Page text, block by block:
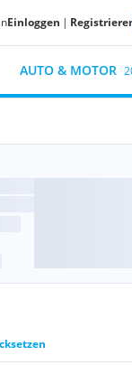
Einloggen |
AUTO & MOTOR